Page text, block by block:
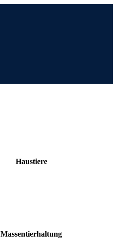
Haustiere
Massentierhaltung